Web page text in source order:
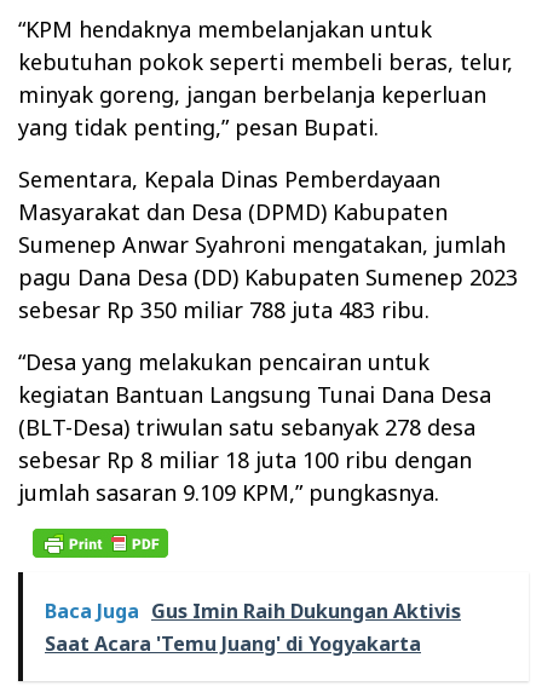
“KPM hendaknya membelanjakan untuk
kebutuhan pokok seperti membeli beras, telur,
minyak goreng, jangan berbelanja keperluan
yang tidak penting,” pesan Bupati.
Sementara, Kepala Dinas Pemberdayaan
Masyarakat dan Desa (DPMD) Kabupaten
Sumenep Anwar Syahroni mengatakan, jumlah
pagu Dana Desa (DD) Kabupaten Sumenep 2023
sebesar Rp 350 miliar 788 juta 483 ribu.
“Desa yang melakukan pencairan untuk
kegiatan Bantuan Langsung Tunai Dana Desa
(BLT-Desa) triwulan satu sebanyak 278 desa
sebesar Rp 8 miliar 18 juta 100 ribu dengan
jumlah sasaran 9.109 KPM,” pungkasnya.
Baca Juga Gus Imin Raih Dukungan Aktivis
Saat Acara 'Temu Juang' di Yogyakarta